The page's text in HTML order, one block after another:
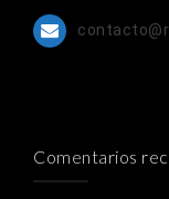
Comentarios